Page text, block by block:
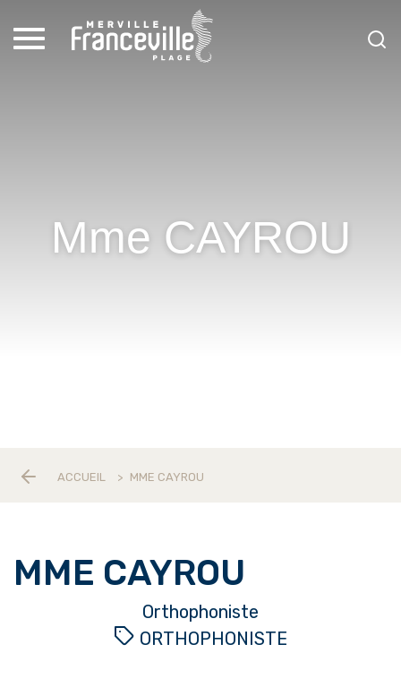
Mme CAYROU
ACCUEIL > MME CAYROU
MME CAYROU
Orthophoniste
ORTHOPHONISTE